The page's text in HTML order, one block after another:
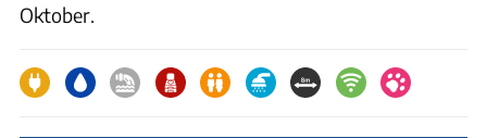
Oktober.